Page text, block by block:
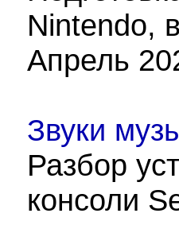
Nintendo,
Апрель
Звуки
Разбор
консоли